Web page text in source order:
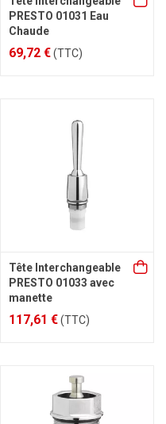
PRESTO 01031 Eau
Chaude
69,72 €(TTC)
Tête Interchangeable
PRESTO 01033 avec
manette
117,61 €(TTC)